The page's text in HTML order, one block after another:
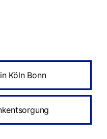
Köln Bonn